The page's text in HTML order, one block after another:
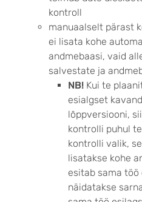
kontroll
manuaalselt pärast
ei lisata kohe
andmebaasi, vaid
salvestate ja
NB! Kui te
esialgset
lõppversiooni,
kontrolli puhul
kontrolli valik,
lisatakse kohe
esitab sama töö
näidatakse